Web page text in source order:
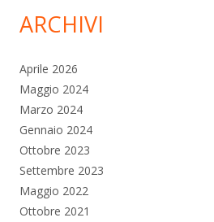
ARCHIVI
Aprile 2026
Maggio 2024
Marzo 2024
Gennaio 2024
Ottobre 2023
Settembre 2023
Maggio 2022
Ottobre 2021